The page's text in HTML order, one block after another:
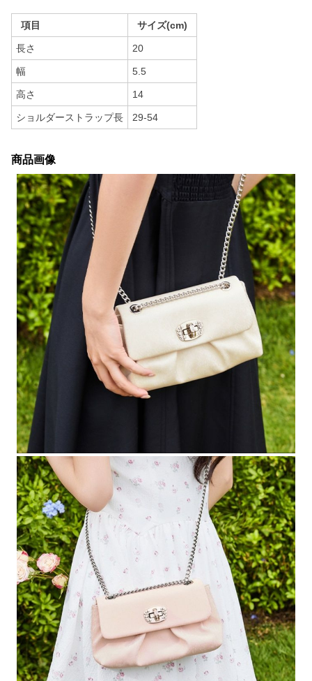
項目 サイズ(cm)
長さ 20
幅 5.5
高さ 14
ショルダーストラップ長 29-54
商品画像